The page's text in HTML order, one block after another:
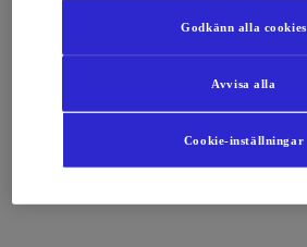
Cookie-inställningar
Avvisa alla
Godkänn alla cookies